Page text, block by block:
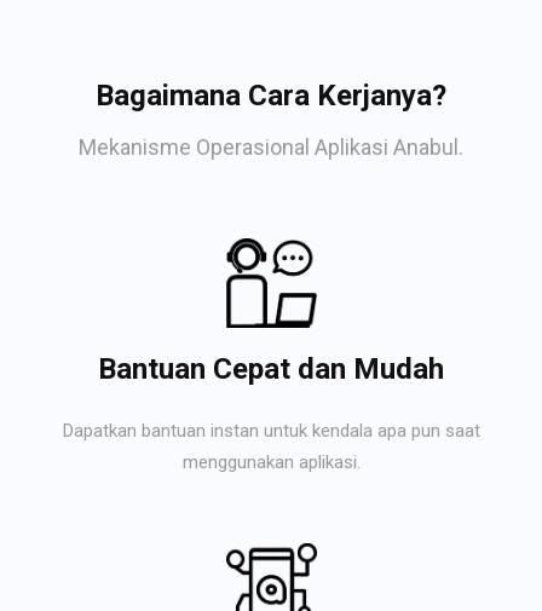
Bagaimana Cara Kerjanya?
Mekanisme Operasional Aplikasi Anabul.
Bantuan Cepat dan Mudah
Dapatkan bantuan instan untuk kendala apa pun saat
menggunakan aplikasi.